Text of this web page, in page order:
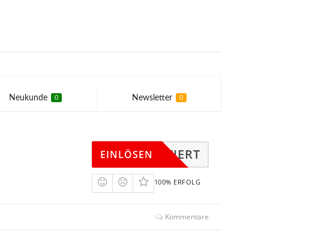
Neukunde 0 Newsletter 0
KTIVIERT
EINLÖSEN
100% ERFOLG
Kommentare